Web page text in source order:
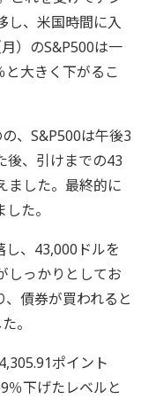
し、米国時間に入
）のS&P500は一
と大きく下がるこ
、S&P500は午後3
後、引けまでの43
ました。最終的に
た。
、43,000ドルを
しっかりとしてお
債券が買われると
。
ポイント
％下げたレベルと